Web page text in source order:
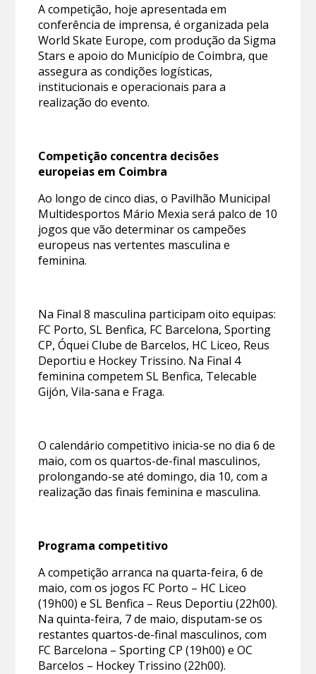
A competição, hoje apresentada em
conferência de imprensa, é organizada pela
World Skate Europe, com produção da Sigma
Stars e apoio do Município de Coimbra, que
assegura as condições logísticas,
institucionais e operacionais para a
realização do evento.
Competição concentra decisões
europeias em Coimbra
Ao longo de cinco dias, o Pavilhão Municipal
Multidesportos Mário Mexia será palco de 10
jogos que vão determinar os campeões
europeus nas vertentes masculina e
feminina.
Na Final 8 masculina participam oito equipas:
FC Porto, SL Benfica, FC Barcelona, Sporting
CP, Óquei Clube de Barcelos, HC Liceo, Reus
Deportiu e Hockey Trissino. Na Final 4
feminina competem SL Benfica, Telecable
Gijón, Vila-sana e Fraga.
O calendário competitivo inicia-se no dia 6 de
maio, com os quartos-de-final masculinos,
prolongando-se até domingo, dia 10, com a
realização das finais feminina e masculina.
Programa competitivo
A competição arranca na quarta-feira, 6 de
maio, com os jogos FC Porto – HC Liceo
(19h00) e SL Benfica – Reus Deportiu (22h00).
Na quinta-feira, 7 de maio, disputam-se os
restantes quartos-de-final masculinos, com
FC Barcelona – Sporting CP (19h00) e OC
Barcelos – Hockey Trissino (22h00).